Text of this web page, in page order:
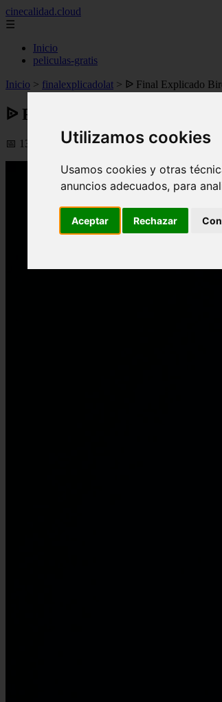
Utilizamos cookies
Usamos cookies y otras
anuncios adecuados, para
Aceptar Rechazar
cinecalidad.cloud
☰
Inicio
peliculas-gratis
Inicio > finalexplicadolat > ᐉ Final Explicado
ᐉ Final Explicado Bird Box
📅 13/02/2026